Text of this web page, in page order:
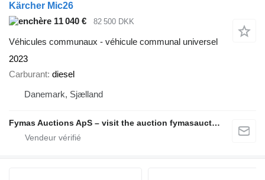
Kärcher Mic26
11 040 €
82 500 DKK
Véhicules communaux - véhicule communal universel
2023
Carburant diesel
Danemark, Sjælland
Fymas Auctions ApS – visit the auction fymasauctions.dk